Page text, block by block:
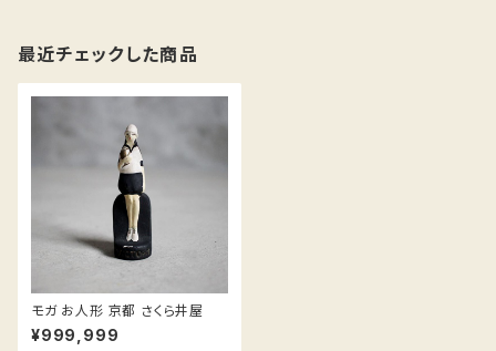
最近チェックした商品
モガ お人形 京都 さくら井屋
¥999,999